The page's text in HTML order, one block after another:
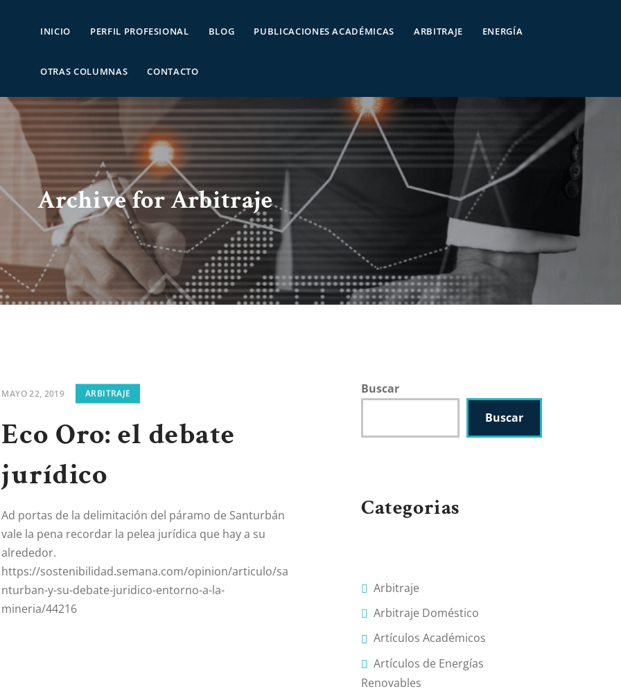
INICIO PERFIL PROFESIONAL BLOG PUBLICACIONES ACADÉMICAS ARBITRAJE ENERGÍA
OTRAS COLUMNAS CONTACTO
Archive for Arbitraje
MAYO 22, 2019 ARBITRAJE
Eco Oro: el debate
jurídico
Ad portas de la delimitación del páramo de Santurbán
vale la pena recordar la pelea jurídica que hay a su
alrededor.
https://sostenibilidad.semana.com/opinion/articulo/sa
nturban-y-su-debate-juridico-entorno-a-la-
mineria/44216
Buscar
Buscar
Categorias
Arbitraje
Arbitraje Doméstico
Artículos Académicos
Artículos de Energías
Renovables